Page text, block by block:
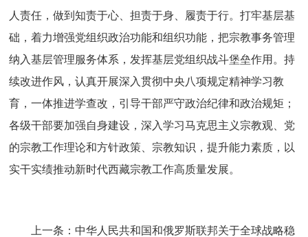
人责任，做到知责于心、担责于身、履责于行。打牢基层基
础，着力增强党组织政治功能和组织功能，把宗教事务管理
纳入基层管理服务体系，发挥基层党组织战斗堡垒作用。持
续改进作风，认真开展深入贯彻中央八项规定精神学习教
育，一体推进学查改，引导干部严守政治纪律和政治规矩；
各级干部要加强自身建设，深入学习马克思主义宗教观、党
的宗教工作理论和方针政策、宗教知识，提升能力素质，以
实干实绩推动新时代西藏宗教工作高质量发展。
上一条： 中华人民共和国和俄罗斯联邦关于全球战略稳